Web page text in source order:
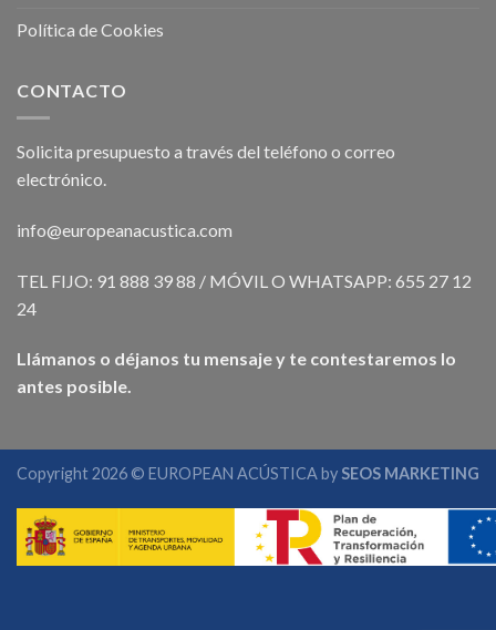
Política de Cookies
CONTACTO
Solicita presupuesto a través del teléfono o correo
electrónico.
info@europeanacustica.com
TEL FIJO: 91 888 39 88 / MÓVIL O WHATSAPP: 655 27 12
24
Llámanos o déjanos tu mensaje y te contestaremos lo
antes posible.
Copyright 2026 © EUROPEAN ACÚSTICA by SEOS MARKETING